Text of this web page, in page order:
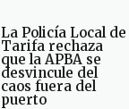
La Policía Local de
Tarifa rechaza
que la APBA se
desvincule del
caos fuera del
puerto